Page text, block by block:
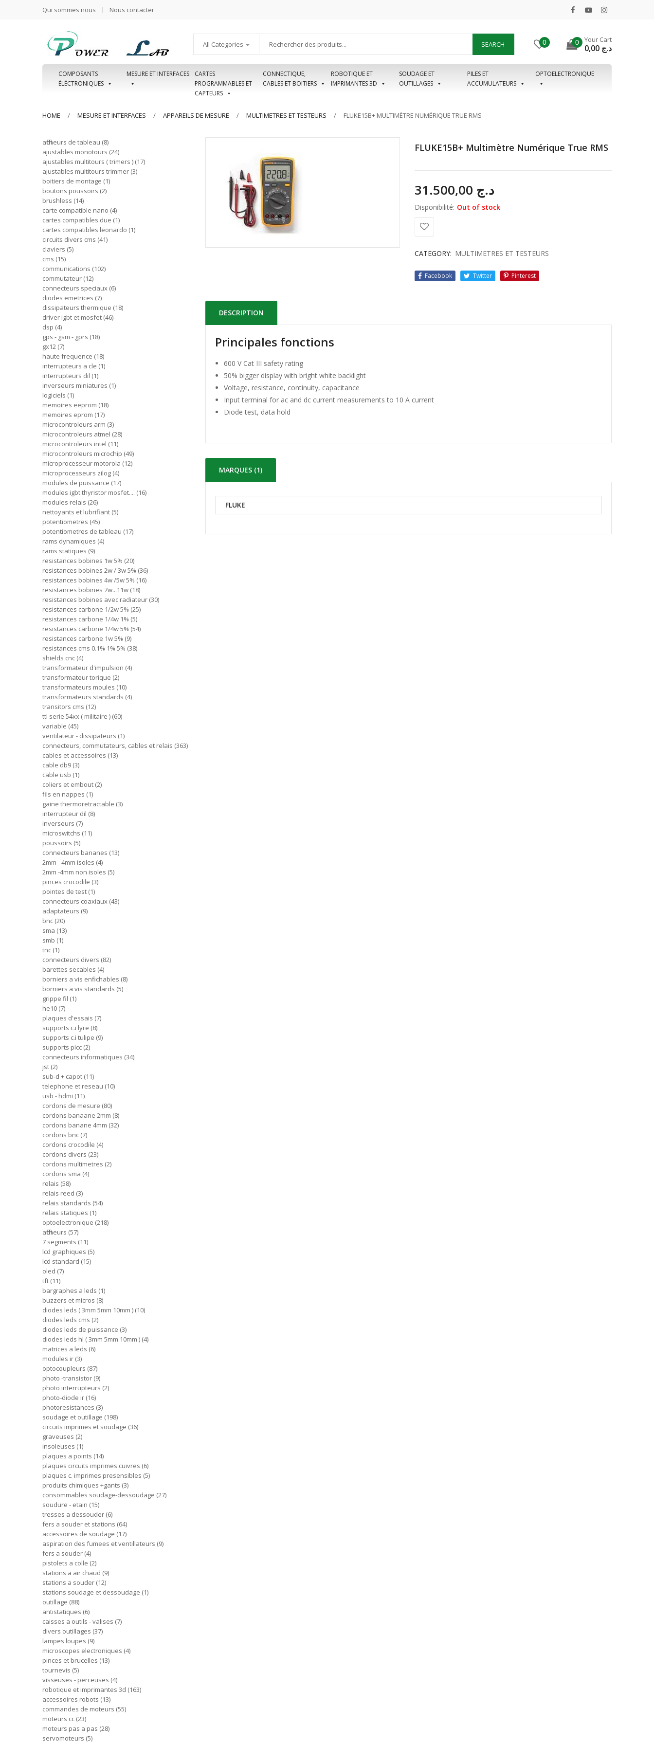
Qui sommes nous Nous contacter
All Categories SEARCH 0 0 Your Cart
د.ج
COMPOSANTS
ÉLÉCTRONIQUES
MESURE ET INTERFACES
CARTES
PROGRAMMABLES ET
CAPTEURS
CONNECTIQUE,
CABLES ET BOITIERS
ROBOTIQUE ET
IMPRIMANTES 3D
SOUDAGE ET
OUTILLAGES
PILES ET
ACCUMULATEURS
OPTOELECTRONIQUE
HOME MESURE ET INTERFACES APPAREILS DE MESURE MULTIMETRES ET TESTEURS FLUKE15B+ MULTIMÈTRE NUMÉRIQUE TRUE RMS
FLUKE15B+ Multimètre Numérique True RMS
د.ج
Disponibilité: Out of stock
CATEGORY: MULTIMETRES ET TESTEURS
Facebook Twitter Pinterest
DESCRIPTION
Principales fonctions
600 V Cat III safety rating
50% bigger display with bright white backlight
Voltage, resistance, continuity, capacitance
Input terminal for ac and dc current measurements to 10 A current
Diode test, data hold
MARQUES (1)
FLUKE
afficheurs de tableau 8
ajustables monotours 24
ajustables multitours ( trimers ) 17
ajustables multitours trimmer 3
boitiers de montage 1
boutons poussoirs 2
brushless 14
carte compatible nano 4
cartes compatibles due 1
cartes compatibles leonardo 1
circuits divers cms 41
claviers 5
cms 15
communications 102
commutateur 12
connecteurs speciaux 6
diodes emetrices 7
dissipateurs thermique 18
driver igbt et mosfet 46
dsp 4
gps - gsm - gprs 18
gx12 7
haute frequence 18
interrupteurs a cle 1
interrupteurs dil 1
inverseurs miniatures 1
logiciels 1
memoires eeprom 18
memoires eprom 17
microcontroleurs arm 3
microcontroleurs atmel 28
microcontroleurs intel 11
microcontroleurs microchip 49
microprocesseur motorola 12
microprocesseurs zilog 4
modules de puissance 17
modules igbt thyristor mosfet.... 16
modules relais 26
nettoyants et lubrifiant 5
potentiometres 45
potentiometres de tableau 17
rams dynamiques 4
rams statiques 9
resistances bobines 1w 5% 20
resistances bobines 2w / 3w 5% 36
resistances bobines 4w /5w 5% 16
resistances bobines 7w...11w 18
resistances bobines avec radiateur 30
resistances carbone 1/2w 5% 25
resistances carbone 1/4w 1% 5
resistances carbone 1/4w 5% 54
resistances carbone 1w 5% 9
resistances cms 0.1% 1% 5% 38
shields cnc 4
transformateur d'impulsion 4
transformateur torique 2
transformateurs moules 10
transformateurs standards 4
transitors cms 12
ttl serie 54xx ( militaire ) 60
variable 45
ventilateur - dissipateurs 1
connecteurs, commutateurs, cables et relais 363
cables et accessoires 13
cable db9 3
cable usb 1
coliers et embout 2
fils en nappes 1
gaine thermoretractable 3
interrupteur dil 8
inverseurs 7
microswitchs 11
poussoirs 5
connecteurs bananes 13
2mm - 4mm isoles 4
2mm -4mm non isoles 5
pinces crocodile 3
pointes de test 1
connecteurs coaxiaux 43
adaptateurs 9
bnc 20
sma 13
smb 1
tnc 1
connecteurs divers 82
barettes secables 4
borniers a vis enfichables 8
borniers a vis standards 5
grippe fil 1
he10 7
plaques d'essais 7
supports c.i lyre 8
supports c.i tulipe 9
supports plcc 2
connecteurs informatiques 34
jst 2
sub-d + capot 11
telephone et reseau 10
usb - hdmi 11
cordons de mesure 80
cordons banaane 2mm 8
cordons banane 4mm 32
cordons bnc 7
cordons crocodile 4
cordons divers 23
cordons multimetres 2
cordons sma 4
relais 58
relais reed 3
relais standards 54
relais statiques 1
optoelectronique 218
afficheurs 57
7 segments 11
lcd graphiques 5
lcd standard 15
oled 7
tft 11
bargraphes a leds 1
buzzers et micros 8
diodes leds ( 3mm 5mm 10mm ) 10
diodes leds cms 2
diodes leds de puissance 3
diodes leds hl ( 3mm 5mm 10mm ) 4
matrices a leds 6
modules ir 3
optocoupleurs 87
photo -transistor 9
photo interrupteurs 2
photo-diode ir 16
photoresistances 3
soudage et outillage 198
circuits imprimes et soudage 36
graveuses 2
insoleuses 1
plaques a points 14
plaques circuits imprimes cuivres 6
plaques c. imprimes presensibles 5
produits chimiques +gants 3
consommables soudage-dessoudage 27
soudure - etain 15
tresses a dessouder 6
fers a souder et stations 64
accessoires de soudage 17
aspiration des fumees et ventillateurs 9
fers a souder 4
pistolets a colle 2
stations a air chaud 9
stations a souder 12
stations soudage et dessoudage 1
outillage 88
antistatiques 6
caisses a outils - valises 7
divers outillages 37
lampes loupes 9
microscopes electroniques 4
pinces et brucelles 13
tournevis 5
visseuses - perceuses 4
robotique et imprimantes 3d 163
accessoires robots 13
commandes de moteurs 55
moteurs cc 23
moteurs pas a pas 28
servomoteurs 5